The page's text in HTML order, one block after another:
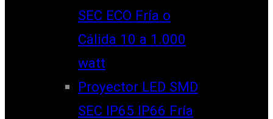
SEC ECO Fría o
Cálida 10 a 1.000
watt
Proyector LED SMD
SEC IP65 IP66 Fría